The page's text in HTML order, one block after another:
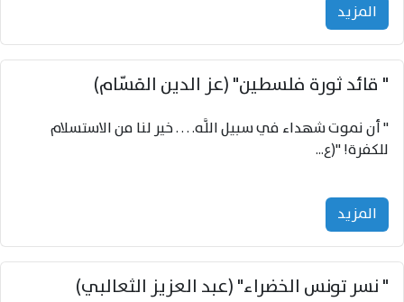
المزید
" قائد ثورة فلسطين" (عز الدين القسّام)
" أن نموت شهداء في سبيل اللَّه. . . . خير لنا من الاستسلام
للكفرة! "(ع...
المزید
" نسر تونس الخضراء" (عبد العزيز الثعالبي)